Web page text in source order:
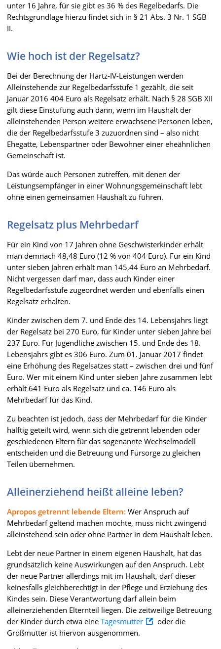
unter 16 Jahre, für sie gibt es 36 % des Regelbedarfs. Die
Rechtsgrundlage hierzu findet sich in § 21 Abs. 3 Nr. 1 SGB
II.
Wie hoch ist der Regelsatz?
Bei der Berechnung der Hartz-IV-Leistungen werden
Alleinstehende zur Regelbedarfsstufe 1 gezählt, die seit
Januar 2016 404 Euro als Regelsatz erhält. Nach § 28 SGB XII
gilt diese Einstufung auch dann, wenn im Haushalt der
alleinstehenden Person weitere erwachsene Personen leben,
die der Regelbedarfsstufe 3 zuzuordnen sind – also nicht
Ehegatte, Lebenspartner oder Bewohner einer eheähnlichen
Gemeinschaft ist.
Das würde auch Personen zutreffen, mit denen der
Leistungsempfänger in einer Wohnungsgemeinschaft lebt
ohne einen gemeinsamen Haushalt zu führen.
Regelsatz plus Mehrbedarf
Für ein Kind von 17 Jahren ohne Geschwisterkinder erhält
man demnach 48,48 Euro (12 % von 404 Euro). Für ein Kind
unter sieben Jahren erhält man 145,44 Euro an Mehrbedarf.
Nicht vergessen darf man, dass auch Kinder einer
Regelbedarfsstufe zugeordnet werden und ebenfalls einen
Regelsatz erhalten.
Kinder zwischen dem 7. und Ende des 14. Lebensjahrs liegt
der Regelsatz bei 270 Euro, für Kinder unter sieben Jahre bei
237 Euro. Für Jugendliche zwischen 15. und Ende des 18.
Lebensjahrs gibt es 306 Euro. Zum 01. Januar 2017 findet
eine Erhöhung des Regelsatzes statt – zwischen drei und fünf
Euro. Wer mit einem Kind unter sieben Jahre zusammen lebt
erhält 641 Euro als Regelsatz und ca. 146 Euro als
Mehrbedarf für das Kind.
Zu beachten ist jedoch, dass der Mehrbedarf für die Kinder
hälftig geteilt wird, wenn sich die getrennt lebenden oder
geschiedenen Eltern für das sogenannte Wechselmodell
entscheiden und die Betreuung und Fürsorge zu gleichen
Teilen übernehmen.
Alleinerziehend heißt alleine leben?
Apropos getrennt lebende Eltern: Wer Anspruch auf
Mehrbedarf geltend machen möchte, muss nicht zwingend
alleinstehend sein oder ohne Partner in dem Haushalt leben.
Lebt der neue Partner in einem eigenen Haushalt, hat das
grundsätzlich keine Auswirkungen auf den Anspruch. Lebt
der neue Partner allerdings mit im Haushalt, darf dieser
keinesfalls gleichberechtigt in der Pflege und Erziehung des
Kindes sein. Diese Verantwortung darf allein beim
alleinerziehenden Elternteil liegen. Die zeitweilige Betreuung
der Kinder durch etwa eine Tagesmutter
oder die
Großmutter ist hiervon ausgenommen.